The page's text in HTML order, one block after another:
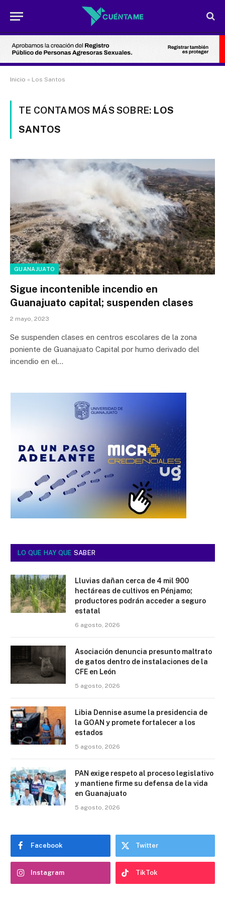
Inicio » Los Santos
TE CONTAMOS MÁS SOBRE: LOS
SANTOS
GUANAJUATO
Sigue incontenible incendio en
Guanajuato capital; suspenden clases
2 mayo, 2023
Se suspenden clases en centros escolares de la zona
poniente de Guanajuato Capital por humo derivado del
incendio en el…
LO QUE HAY QUE SABER
Lluvias dañan cerca de 4 mil 900
hectáreas de cultivos en Pénjamo;
productores podrán acceder a seguro
estatal
6 agosto, 2026
Asociación denuncia presunto maltrato
de gatos dentro de instalaciones de la
CFE en León
5 agosto, 2026
Libia Dennise asume la presidencia de
la GOAN y promete fortalecer a los
estados
5 agosto, 2026
PAN exige respeto al proceso legislativo
y mantiene firme su defensa de la vida
en Guanajuato
5 agosto, 2026
Facebook Twitter
Instagram TikTok